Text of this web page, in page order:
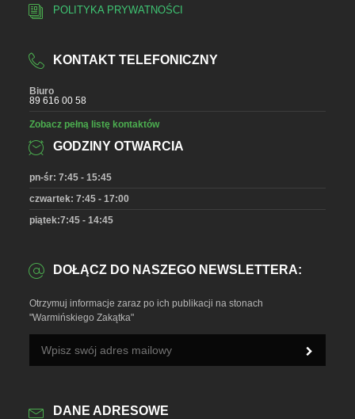
POLITYKA PRYWATNOŚCI
KONTAKT TELEFONICZNY
Biuro
89 616 00 58
Zobacz pełną listę kontaktów
GODZINY OTWARCIA
pn-śr: 7:45 - 15:45
czwartek: 7:45 - 17:00
piątek:7:45 - 14:45
DOŁĄCZ DO NASZEGO NEWSLETTERA:
Otrzymuj informacje zaraz po ich publikacji na stonach
"Warmińskiego Zakątka"
DANE ADRESOWE